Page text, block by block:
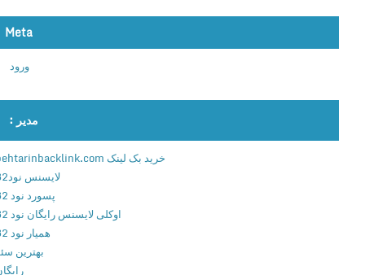
ل
ی
p
k
ا
Meta
مدیر :
خرید بک لینک behtarinbacklink.com
لایسنس نود32
پسورد نود 32
اوکلی لایسنس رایگان نود 32
همیار نود 32
بهترین سئو
رایگان